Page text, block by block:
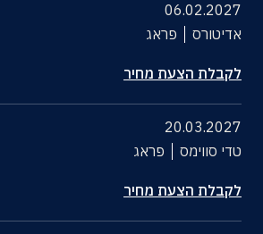
06.02.2027
אדיטורס
פראג
לקבלת הצעת מחיר
20.03.2027
טדי סווימס
פראג
לקבלת הצעת מחיר